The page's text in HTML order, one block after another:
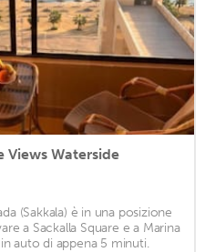
Views Waterside
(Sakkala) è in una posizione
a Sackalla Square e a Marina
auto di appena 5 minuti.